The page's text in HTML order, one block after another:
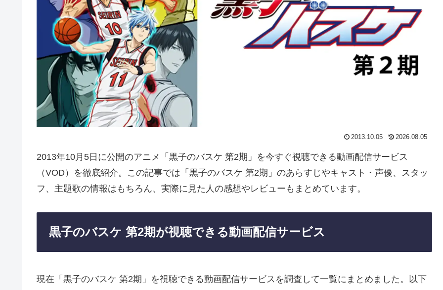
2013.10.05 2026.08.05
2013年10月5日に公開のアニメ「黒子のバスケ 第2期」を今すぐ視聴できる動画配信サービス
（VOD）を徹底紹介。この記事では「黒子のバスケ 第2期」のあらすじやキャスト・声優、スタッ
フ、主題歌の情報はもちろん、実際に見た人の感想やレビューもまとめています。
黒子のバスケ 第2期が視聴できる動画配信サービス
現在「黒子のバスケ 第2期」を視聴できる動画配信サービスを調査して一覧にまとめました。以下